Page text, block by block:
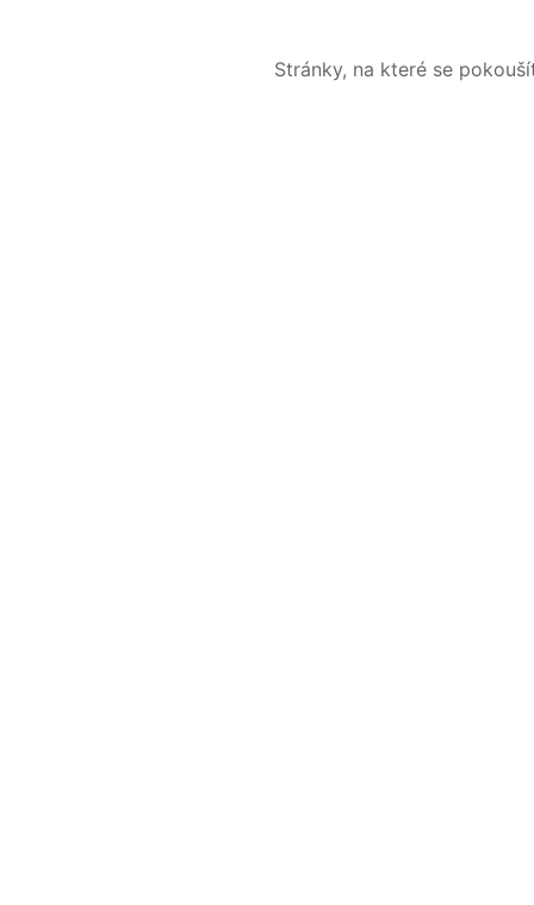
Stránky, na které se